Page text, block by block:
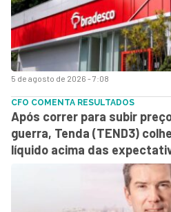
5 de agosto de 2026 - 7:08
CFO COMENTA RESULTADOS
Após correr para subir
guerra, Tenda (TEND3)
líquido acima das